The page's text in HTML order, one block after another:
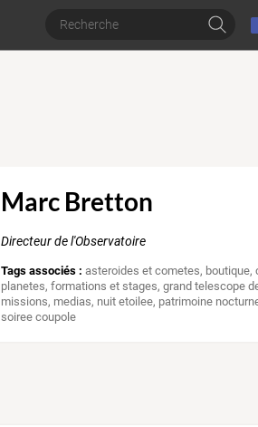
Marc Bretton
Directeur de l'Observatoire
Tags associés : asteroides et cometes, boutique,
planetes,formations et stages,grand telescope
missions, medias, nuit etoilee, patrimoine
soiree coupole